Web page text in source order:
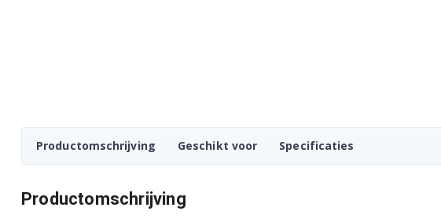
Productomschrijving Geschikt voor Specificaties
Productomschrijving